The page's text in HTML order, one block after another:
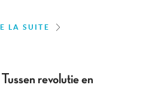
LA SUITE
revolutie en